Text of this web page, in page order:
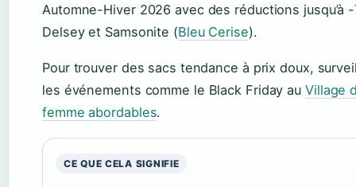
Automne-Hiver 2026 avec des réductions jusqu’à
Delsey et Samsonite (Bleu Cerise).
Pour trouver des sacs tendance à prix doux,
les événements comme le Black Friday au Village
femme abordables.
CE QUE CELA SIGNIFIE